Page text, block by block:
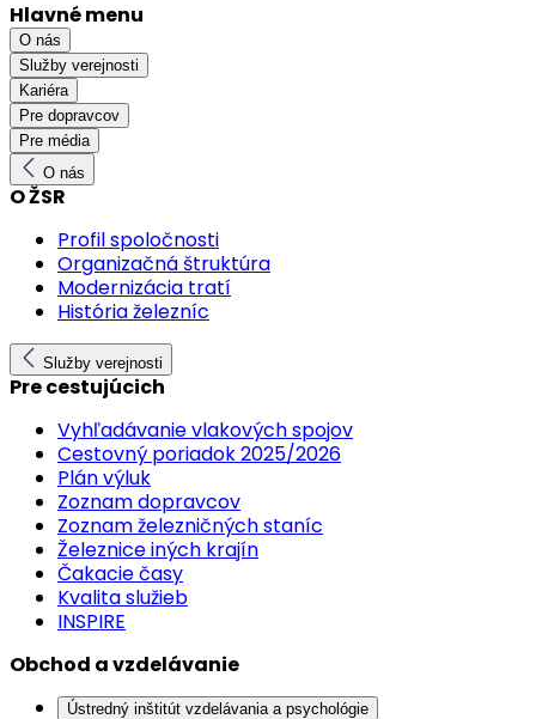
Hlavné menu
O nás
Služby verejnosti
Kariéra
Pre dopravcov
Pre média
O nás
O ŽSR
Profil spoločnosti
Organizačná štruktúra
Modernizácia tratí
História železníc
Služby verejnosti
Pre cestujúcich
Vyhľadávanie vlakových spojov
Cestovný poriadok 2025/2026
Plán výluk
Zoznam dopravcov
Zoznam železničných staníc
Železnice iných krajín
Čakacie časy
Kvalita služieb
INSPIRE
Obchod a vzdelávanie
Ústredný inštitút vzdelávania a psychológie